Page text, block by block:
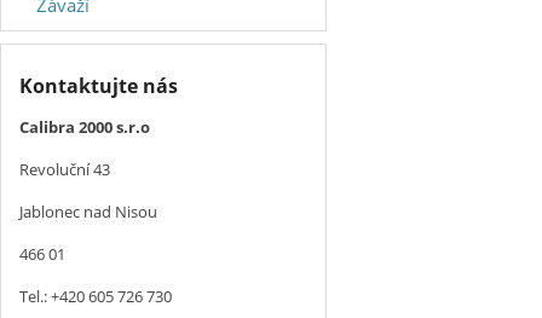
Závaží
Kontaktujte nás
Calibra 2000 s.r.o
Revoluční 43
Jablonec nad Nisou
466 01
Tel.: +420 605 726 730